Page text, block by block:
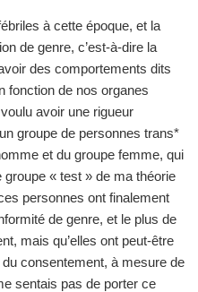
à cette époque, et la
de genre, c’est-à-dire la
des comportements dits
fonction de nos organes
avoir une rigueur
groupe de personnes trans*
et du groupe femme, qui
« test » de ma théorie
personnes ont finalement
de genre, et le plus de
mais qu’elles ont peut-être
consentement, à mesure de
sentais pas de porter ce